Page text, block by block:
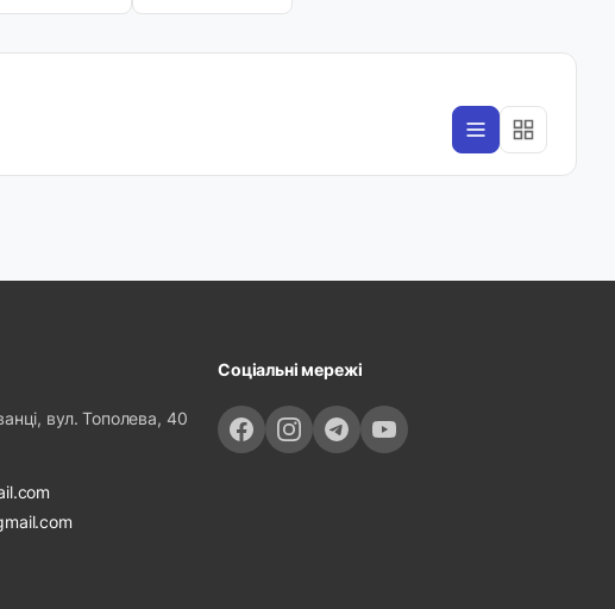
вул. Тополева, 40
Соціальні мережі